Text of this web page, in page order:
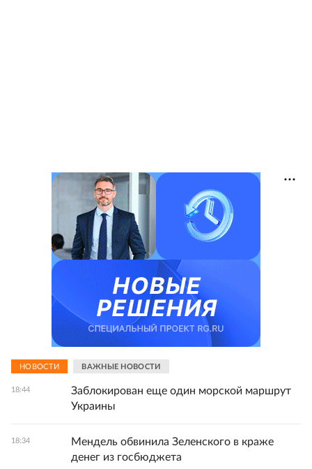
НОВОСТИ ВАЖНЫЕ НОВОСТИ
18:44
Заблокирован еще один морской маршрут
Украины
18:34
Мендель обвинила Зеленского в краже
денег из госбюджета